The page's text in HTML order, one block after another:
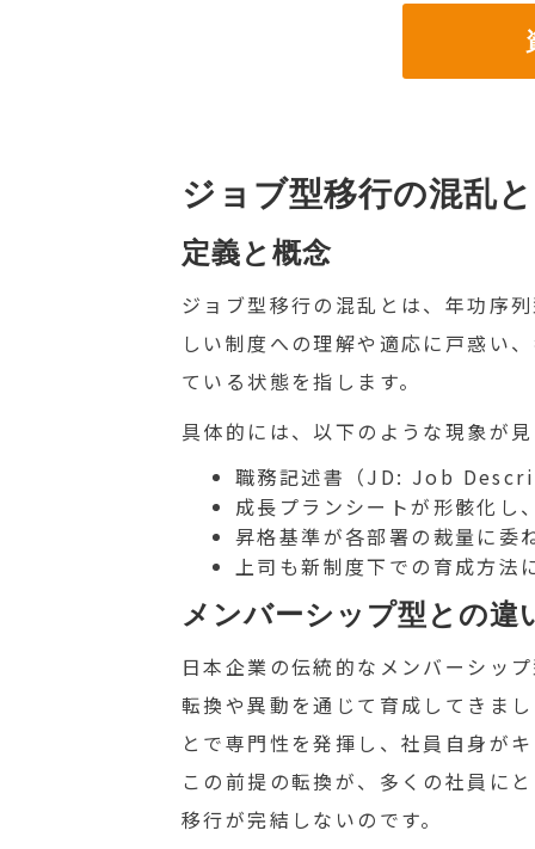
ジョブ型移行の混乱
定義と概念
ジョブ型移行の混乱とは、年功序
しい制度への理解や適応に戸惑い
ている状態を指します。
具体的には、以下のような現象が
職務記述書（JD: Job
成長プランシートが形骸化し
昇格基準が各部署の裁量に委
上司も新制度下での育成方法
メンバーシップ型との違
日本企業の伝統的なメンバーシッ
転換や異動を通じて育成してきま
とで専門性を発揮し、社員自身が
この前提の転換が、多くの社員に
移行が完結しないのです。